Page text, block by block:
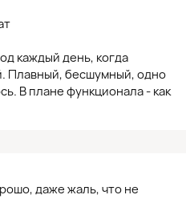
каждый день, когда
Плавный, бесшумный, одно
В плане функционала - как
даже жаль, что не